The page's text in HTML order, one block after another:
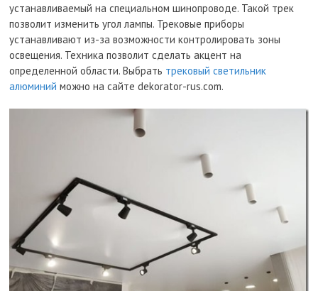
устанавливаемый на специальном шинопроводе. Такой трек
позволит изменить угол лампы. Трековые приборы
устанавливают из-за возможности контролировать зоны
освещения. Техника позволит сделать акцент на
определенной области. Выбрать трековый светильник
алюминий можно на сайте dekorator-rus.com.